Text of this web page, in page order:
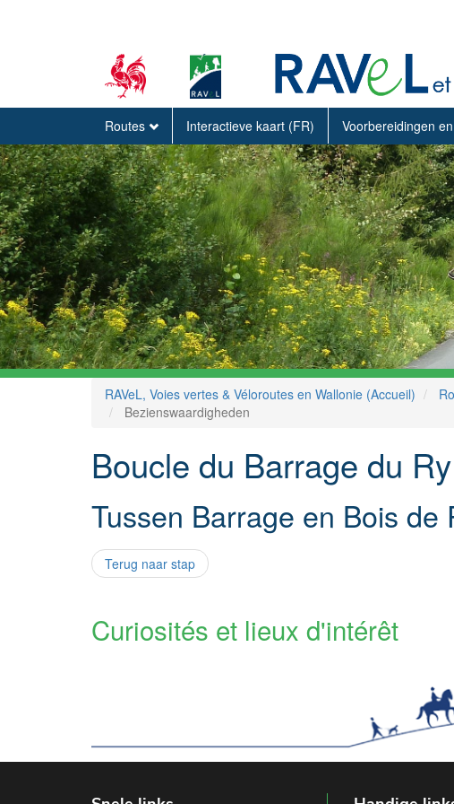
Routes Interactieve kaart (FR) Voorbereidingen
RAVeL, Voies vertes & Véloroutes en Wallonie (Accueil)
Bezienswaardigheden
Boucle du Barrage du
Tussen Barrage en Bois de
Terug naar stap
Curiosités et lieux d'intérêt